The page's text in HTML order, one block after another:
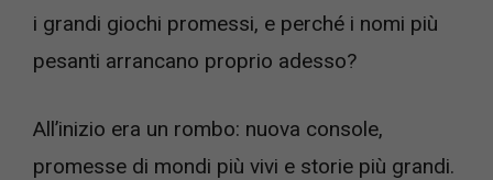
i grandi giochi promessi, e perché i nomi più
pesanti arrancano proprio adesso?
All’inizio era un rombo: nuova console,
promesse di mondi più vivi e storie più grandi.